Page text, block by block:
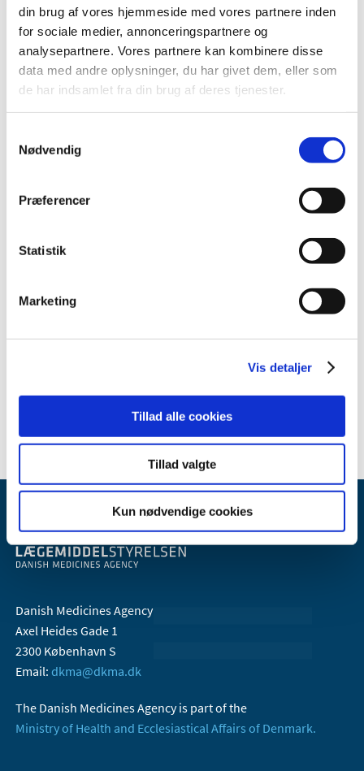
din brug af vores hjemmeside med vores partnere inden
for sociale medier, annonceringspartnere og
analysepartnere. Vores partnere kan kombinere disse
data med andre oplysninger, du har givet dem, eller som
de har indsamlet fra din brug af deres tjenester.
Nødvendig
Præferencer
Statistik
Marketing
Vis detaljer
Tillad alle cookies
Tillad valgte
Kun nødvendige cookies
May (1)
April (2)
March (1)
February (1)
January (1)
2021 (44)
2019 (20)
2017 (48)
2013 (3)
2011 (13)
2009 (14)
Danish Medicines Agency
Axel Heides Gade 1
2300 København S
Email: dkma@dkma.dk
The Danish Medicines Agency is part of the
Ministry of Health and Ecclesiastical Affairs of Denmark.